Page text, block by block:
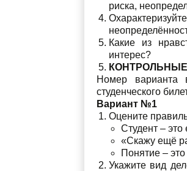
риска,
Какие из
интерес?
Номер варианта
студенческого
Вариант №1
Оцените
Студент –
«Скажу ещё
Понятие –
Укажите вид